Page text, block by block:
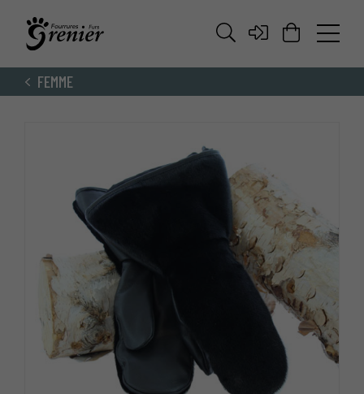
FEMME